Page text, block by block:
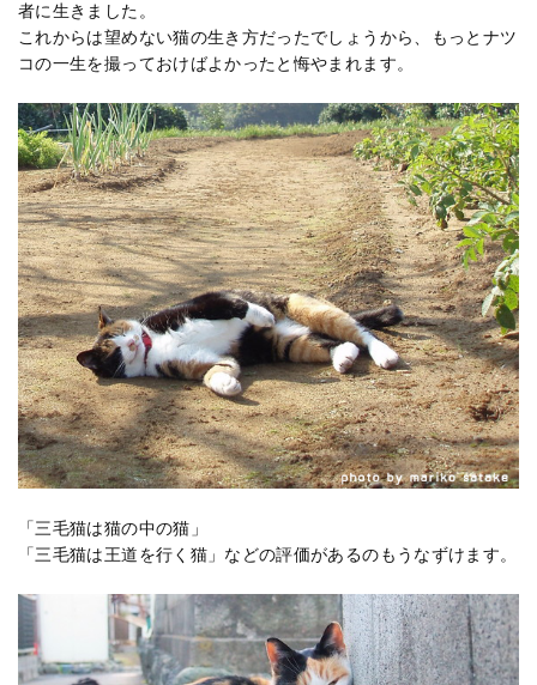
者に生きました。
これからは望めない猫の生き方だったでしょうから、もっとナツ
コの一生を撮っておけばよかったと悔やまれます。
「三毛猫は猫の中の猫」
「三毛猫は王道を行く猫」などの評価があるのもうなずけます。